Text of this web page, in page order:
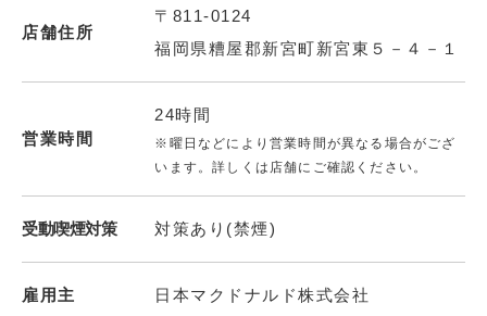
店舗住所
〒811-0124
福岡県糟屋郡新宮町新宮東５－４－１
営業時間
24時間
※曜日などにより営業時間が異なる場合がござ
います。詳しくは店舗にご確認ください。
受動喫煙対策 対策あり(禁煙)
雇用主 日本マクドナルド株式会社